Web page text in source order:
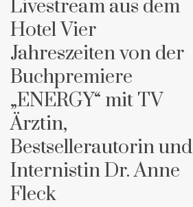
Livestream aus dem
Hotel Vier
Jahreszeiten von der
Buchpremiere
„ENERGY“ mit TV
Ärztin,
Bestsellerautorin und
Internistin Dr. Anne
Fleck